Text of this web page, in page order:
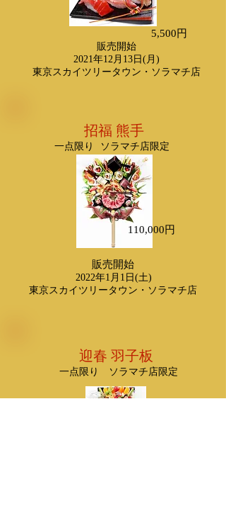
5,500円
​販売開始
2021年12月13日(月)
​東京スカイツリータウン・ソラマチ店
​招福 熊手
​ソラマチ店限定
​一点限り
110,000円
​販売開始
2022年1月1日(土)
​東京スカイツリータウン・ソラマチ店
​迎春 羽子板
​一点限り ​ソラマチ店限定